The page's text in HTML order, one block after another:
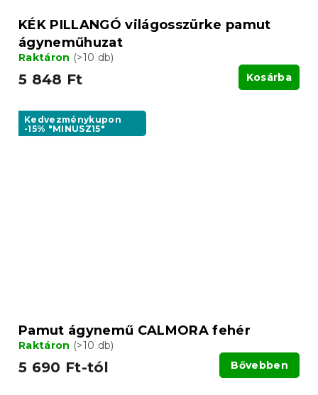
KÉK PILLANGÓ világosszürke pamut
ágyneműhuzat
Raktáron (>10 db)
5 848 Ft Kosárba
Kedvezménykupon
-15% "MINUSZ15"
Pamut ágynemű CALMORA fehér
Raktáron (>10 db)
5 690 Ft-tól Bővebben